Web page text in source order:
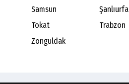
Samsun Şanlıurfa
Tokat Trabzon
Zonguldak